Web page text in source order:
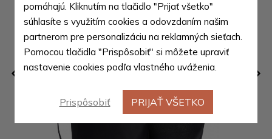
pomáhajú. Kliknutím na tlačidlo "Prijať všetko"
súhlasíte s využitím cookies a odovzdaním našim
partnerom pre personalizáciu na reklamných sieťach.
Pomocou tlačidla "Prispôsobiť" si môžete upraviť
nastavenie cookies podľa vlastného uváženia.
Prispôsobiť PRIJAŤ VŠETKO